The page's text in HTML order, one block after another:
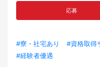
応募
#寮・社宅あり #資格取得
#経験者優遇